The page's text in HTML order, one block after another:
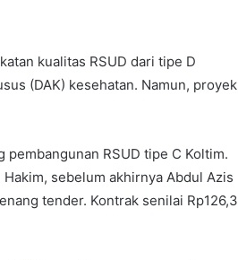
kualitas RSUD dari tipe D
(DAK) kesehatan. Namun, proyek
RSUD tipe C Koltim.
sebelum akhirnya Abdul Azis
tender. Kontrak senilai Rp126,3